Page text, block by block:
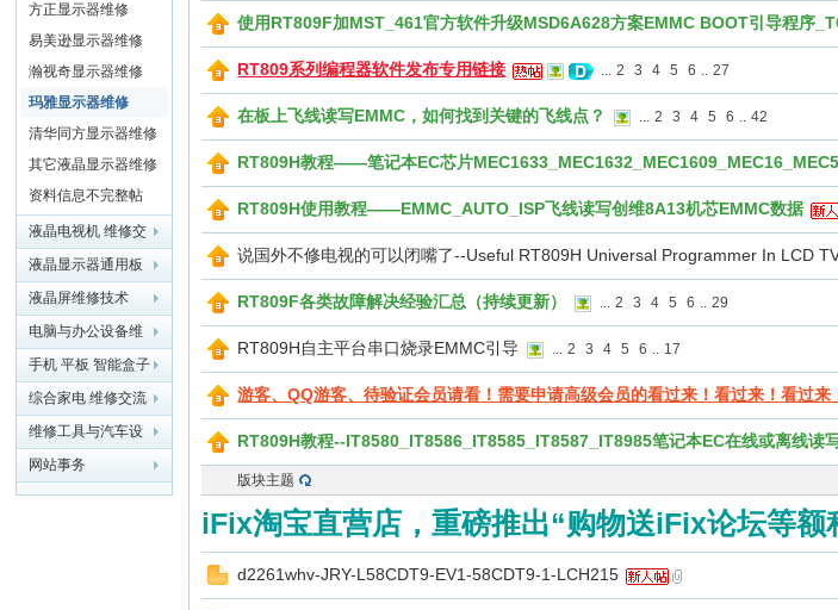
网
方正显示器维修
易美逊显示器维修
瀚视奇显示器维修
玛雅显示器维修
清华同方显示器维修
其它液晶显示器维修
资料信息不完整帖
液晶电视机 维修交
流 资料下载
液晶显示器通用板
维修程序下载
液晶屏维修技术
电脑与办公设备维
修
手机 平板 智能盒子
维修
综合家电 维修交流
资料下载
维修工具与汽车设
备
网站事务
使用RT809F加MST_461官方软件升级MSD6A628方案EMMC BOOT引导程序
RT809系列编程器软件发布专用链接 ... 2 3 4 5 6 .. 27
在板上飞线读写EMMC，如何找到关键的飞线点？ ... 2 3 4 5 6 .. 42
RT809H教程——笔记本EC芯片
RT809H使用教程——EMMC_AUTO_ISP飞线读写创维8A13机芯EMMC数据
说国外不修电视的可以闭嘴了--Useful RT809H Universal Programmer In LCD
RT809F各类故障解决经验汇总（持续更新） ... 2 3 4 5 6 .. 29
RT809H自主平台串口烧录EMMC引导 ... 2 3 4 5 6 .. 17
游客、QQ游客、待验证会员请看！需要申请高级会员的看过来！看过来！看过来
RT809H教程--IT8580_IT8586_IT8585_IT8587_IT8985笔记本EC在线或离线读
版块主题
iFix淘宝直营店，重磅推出“购物送iFix论坛等额
d2261whv-JRY-L58CDT9-EV1-58CDT9-1-LCH215